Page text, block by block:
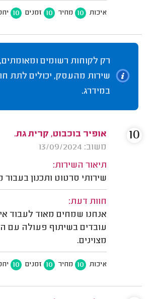
איכות 10 מחיר 10 זמנים 10
רק לקוחות רשומים
שירות מהעסק, יכולים לתת
במידרג.
אופיר בוכבוט, קרית גת.
משוב: 13/09/2024
תיאור השירות:
שירותי סרטוט ותכנון
חוות דעת:
אנחנו שמחים מאוד לעבוד
עובדים בשיתוף פעולה עם
מצוינים.
איכות 10 מחיר 10 זמנים 10
10